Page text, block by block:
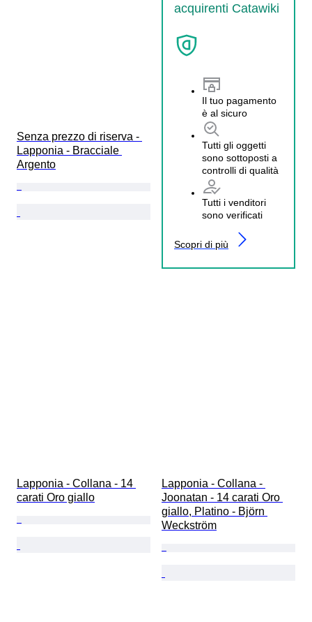
acquirenti Catawiki
Il tuo pagamento
è al sicuro
Tutti gli oggetti
sono sottoposti a
controlli di qualità
Tutti i venditori
sono verificati
Scopri di più
Senza prezzo di riserva -
Lapponia - Bracciale
Argento
Lapponia - Collana - 14
carati Oro giallo
Lapponia - Collana -
Joonatan - 14 carati Oro
giallo, Platino - Björn
Weckström